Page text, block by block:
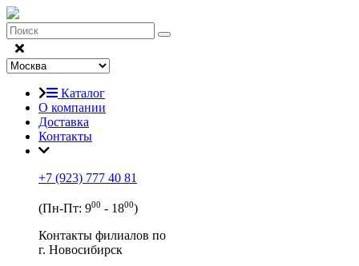
Каталог
О компании
Доставка
Контакты
+7 (923) 777 40 81
(Пн-Пт: 900 - 1800)
Контакты филиалов по
г. Новосибирск